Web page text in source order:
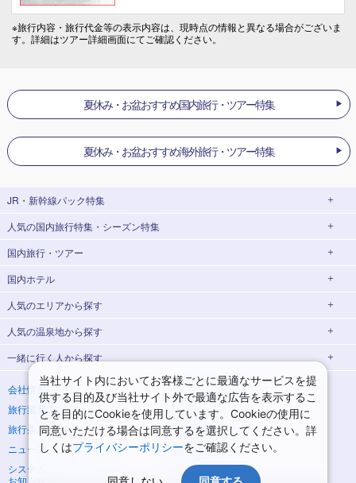
※旅行内容・旅行代金等の表示内容は、現時点の情報と異なる場合がございま
す。詳細はツアー詳細画面にてご確認ください。
夏休み・お盆おすすめ国内旅行・ツアー特集
夏休み・お盆おすすめ海外旅行・ツアー特集
JR・新幹線パック特集
JR・新幹線＋ホテルパック
出張パック
東京⇔大阪(新大阪) 新幹線パック
大阪(新大阪)⇔東京 新幹線パック
人気の国内旅行特集・シーズン特集
東京ディズニーリゾート®への旅
ユニバーサル・スタジオ・ジャパン(USJ)
日帰り旅行
桜・お花見特集
夏休み・お盆休み旅行
シルバーウィーク旅行
冬休み旅行
紅葉旅行
クリスマスの旅行
年末年始・お正月の旅行
7月の旅行
8月の旅行
9月の旅行
10月の旅行
国内旅行・ツアー
北海道旅行・ツアー
東北旅行・ツアー
青森旅行・ツアー
宮城旅行・ツアー
山形旅行・ツアー
福島旅行・ツアー
関東旅行・ツアー
東京旅行・ツアー
神奈川旅行・ツアー
埼玉旅行・ツアー
千葉旅行・ツアー
国内ホテル
北海道ホテル・旅館
青森ホテル・旅館
岩手ホテル・旅館
宮城ホテル・旅館
秋田ホテル・旅館
山形ホテル・旅館
福島ホテル・旅館
人気のエリアから探す
函館旅行
仙台旅行
人気の温泉地から探す
北海道
湯の川温泉(北海道)
定山渓温泉(北海道)
十勝川温泉(北海道)
阿寒湖温泉(北海道)
洞爺湖温泉(北海道)
川湯温泉(北海道)
一緒に行く人から探す
一人旅 国内版
家族・子連れ旅行 国内版
カップル・夫婦旅行 国内版
女子旅 国内版
卒業旅行・学生旅行 国内版
会社情報
プライバシーポリシー
旅行業登録票・約款
規約集
旅行条件書
商標について
ニュースリリース
採用情報
システムメンテナンスの
サイトマップ
当社サイト内においてお客様ごとに最適なサービスを提
供する目的及び当社サイト外で最適な広告を表示するこ
とを目的にCookieを使用しています。Cookieの使用に
同意いただける場合は同意するを選択してください。詳
しくはプライバシーポリシーをご確認ください。